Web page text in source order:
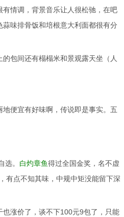
有情调，背景音乐让人很松驰，在吧
味排骨饭和培根意大利面都很有分
包间还有榻榻米和景观露天坐（人
便宜有好味啊，传说即是事实。五
选。 白灼章鱼得过全国金奖，名不虚
有点不知其味，中规中矩没能留下深
也涨价了，谈不下100元9包了，只能